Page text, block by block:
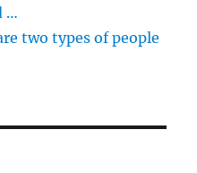
…
two types of people